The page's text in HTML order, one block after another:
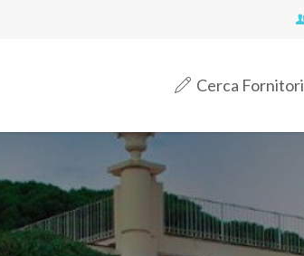
Cerca Fornitori